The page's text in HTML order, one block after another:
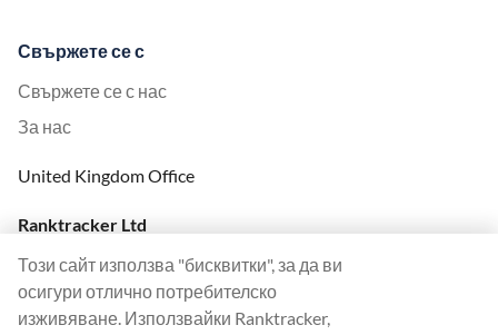
Свържете се с
Свържете се с нас
За нас
United Kingdom Office
Ranktracker Ltd
London, EC1R 5DF
Company No: 08820809
Този сайт използва "бисквитки", за да ви
осигури отлично потребителско
изживяване. Използвайки Ranktracker,